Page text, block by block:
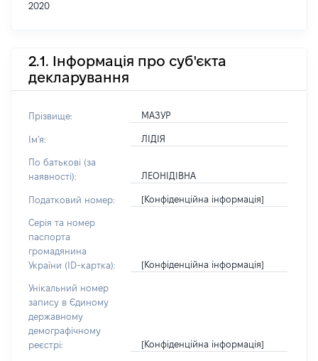
2020
2.1. Інформація про суб'єкта
декларування
Прізвище: МАЗУР
Ім'я: ЛІДІЯ
По батькові (за
наявності):
ЛЕОНІДІВНА
Податковий номер: [Конфіденційна інформація]
Серія та номер
паспорта
громадянина
України (ID-картка):
[Конфіденційна інформація]
Унікальний номер
запису в Єдиному
державному
демографічному
реєстрі:
[Конфіденційна інформація]